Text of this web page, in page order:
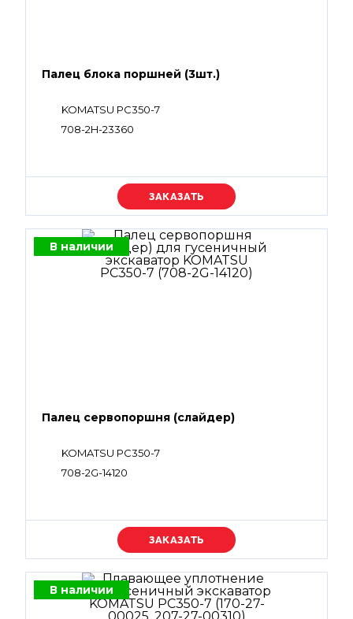
Палец блока поршней (3шт.)
KOMATSU PC350-7
708-2H-23360
Уточняйте цену
В наличии
Палец сервопоршня (слайдер)
KOMATSU PC350-7
708-2G-14120
Уточняйте цену
В наличии